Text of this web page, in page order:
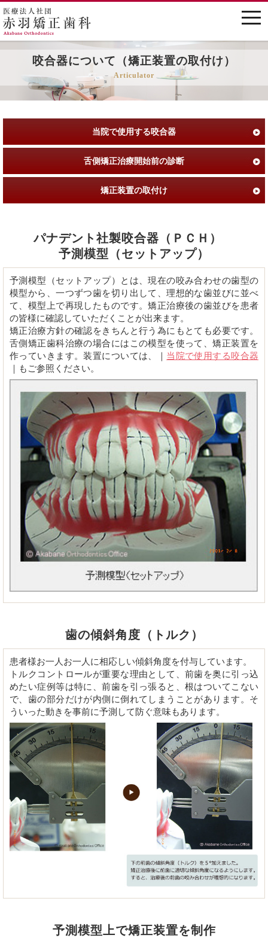
咬合器について（矯正装置の取付け）
Articulator
当院で使用する咬合器
舌側矯正治療開始前の診断
矯正装置の取付け
パナデント社製咬合器（ＰＣＨ）
予測模型（セットアップ）
予測模型（セットアップ）とは、現在の咬み合わせの歯型の
模型から、一つずつ歯を切り出して、理想的な歯並びに並べ
て、模型上で再現したものです。矯正治療後の歯並びを患者
の皆様に確認していただくことが出来ます。
矯正治療方針の確認をきちんと行う為にもとても必要です。
舌側矯正歯科治療の場合にはこの模型を使って、矯正装置を
作っていきます。装置については、｜ 当院で使用する咬合器
｜もご参照ください。
歯の傾斜角度（トルク）
患者様お一人お一人に相応しい傾斜角度を付与しています。
トルクコントロールが重要な理由として、前歯を奥に引っ込
めたい症例等は特に、前歯を引っ張ると、根はついてこない
で、歯の部分だけが内側に倒れてしまうことがあります。そ
ういった動きを事前に予測して防ぐ意味もあります。
予測模型上で矯正装置を制作